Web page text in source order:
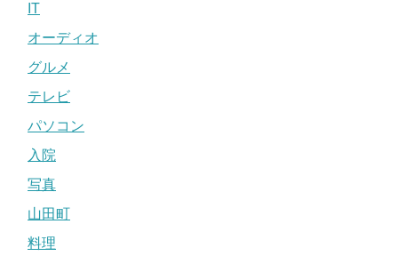
IT
オーディオ
グルメ
テレビ
パソコン
入院
写真
山田町
料理